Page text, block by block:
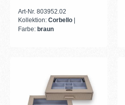
Art-Nr. 803952.02
Kollektion: Corbello
Farbe: braun